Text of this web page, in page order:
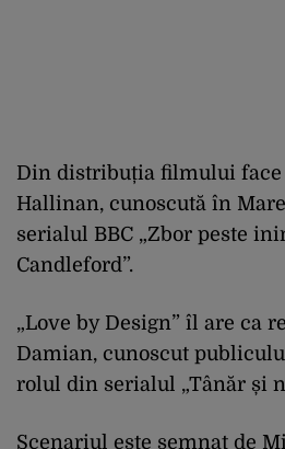
Din distribuția filmului
Hallinan, cunoscută în
serialul BBC „Zbor peste
Candleford”.
„Love by Design” îl are ca
Damian, cunoscut
rolul din serialul „Tânăr și
Scenariul este semnat de